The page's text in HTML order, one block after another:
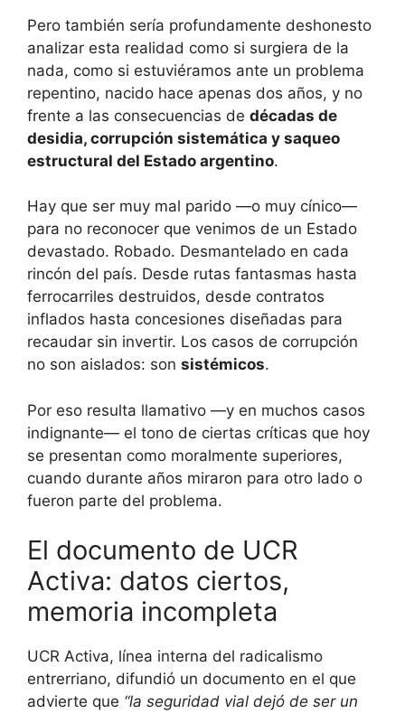
Pero también sería profundamente deshonesto
analizar esta realidad como si surgiera de la
nada, como si estuviéramos ante un problema
repentino, nacido hace apenas dos años, y no
frente a las consecuencias de décadas de
desidia, corrupción sistemática y saqueo
estructural del Estado argentino.
Hay que ser muy mal parido —o muy cínico—
para no reconocer que venimos de un Estado
devastado. Robado. Desmantelado en cada
rincón del país. Desde rutas fantasmas hasta
ferrocarriles destruidos, desde contratos
inflados hasta concesiones diseñadas para
recaudar sin invertir. Los casos de corrupción
no son aislados: son sistémicos.
Por eso resulta llamativo —y en muchos casos
indignante— el tono de ciertas críticas que hoy
se presentan como moralmente superiores,
cuando durante años miraron para otro lado o
fueron parte del problema.
El documento de UCR
Activa: datos ciertos,
memoria incompleta
UCR Activa, línea interna del radicalismo
entrerriano, difundió un documento en el que
advierte que “la seguridad vial dejó de ser un